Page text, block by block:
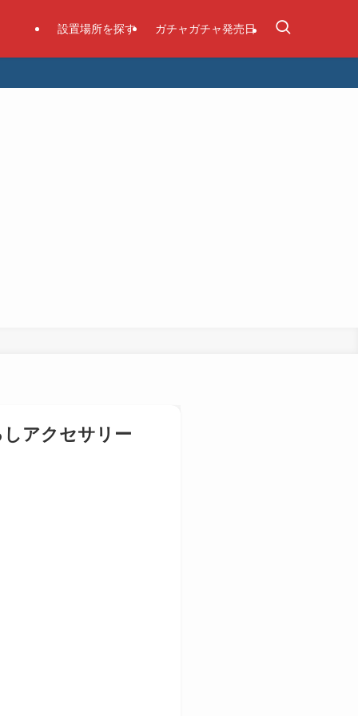
設置場所を探す ガチャガチャ発売日
アクセサリー